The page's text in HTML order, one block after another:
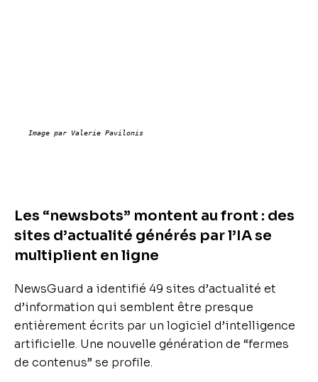
Image par Valerie Pavilonis
Les “newsbots” montent au front : des
sites d’actualité générés par l’IA se
multiplient en ligne
NewsGuard a identifié 49 sites d’actualité et
d’information qui semblent être presque
entièrement écrits par un logiciel d’intelligence
artificielle. Une nouvelle génération de “fermes
de contenus” se profile.